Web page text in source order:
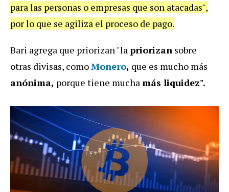
para las personas o empresas que son atacadas",
por lo que se agiliza el proceso de pago.
Bari agrega que priorizan "la priorizan sobre
otras divisas, comoMonero, que es mucho más
anónima, porque tiene mucha más liquidez".